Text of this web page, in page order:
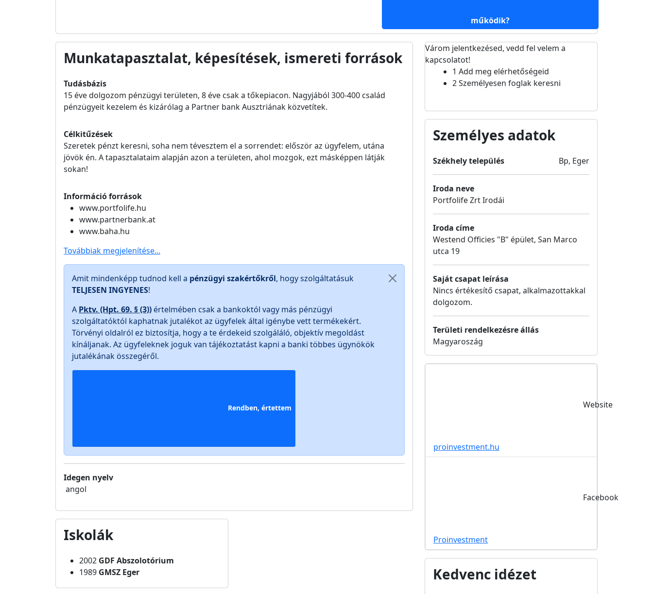
működik?
Munkatapasztalat, képesítések, ismereti források
Tudásbázis
15 éve dolgozom pénzügyi területen, 8 éve csak a tőkepiacon. Nagyjából 300-400 család
pénzügyeit kezelem és kizárólag a Partner bank Ausztriának közvetítek.
Célkitűzések
Szeretek pénzt keresni, soha nem tévesztem el a sorrendet: először az ügyfelem, utána
jövök én. A tapasztalataim alapján azon a területen, ahol mozgok, ezt másképpen látják
sokan!
Információ források
www.portfolife.hu
www.partnerbank.at
www.baha.hu
Továbbiak megjelenítése...
Amit mindenképp tudnod kell a pénzügyi szakértőkről, hogy szolgáltatásuk
TELJESEN INGYENES!
A Pktv. (Hpt. 69. § (3)) értelmében csak a bankoktól vagy más pénzügyi
szolgáltatóktól kaphatnak jutalékot az ügyfelek által igénybe vett termékekért.
Törvényi oldalról ez biztosítja, hogy a te érdekeid szolgáláló, objektív megoldást
kínáljanak. Az ügyfeleknek joguk van tájékoztatást kapni a banki többes ügynökök
jutalékának összegéről.
Rendben, értettem
Idegen nyelv
angol
Iskolák
2002 GDF Abszolotórium
1989 GMSZ Eger
Várom jelentkezésed, vedd fel velem a
kapcsolatot!
1 Add meg elérhetőségeid
2Személyesen foglak keresni
Személyes adatok
Székhely település Bp, Eger
Iroda neve
Portfolife Zrt Irodái
Iroda címe
Westend Officies "B" épület, San Marco
utca 19
Saját csapat leírása
Nincs értékesítő csapat, alkalmazottakkal
dolgozom.
Területi rendelkezésre állás
Magyaroszág
Website
proinvestment.hu
Facebook
Proinvestment
Kedvenc idézet